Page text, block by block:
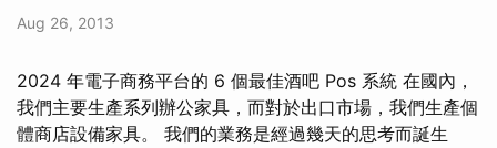
Aug 26, 2013
2024 年電子商務平台的 6 個最佳酒吧 Pos 系統 在國內，
我們主要生產系列辦公家具，而對於出口市場，我們生產個
體商店設備家具。 我們的業務是經過幾天的思考而誕生